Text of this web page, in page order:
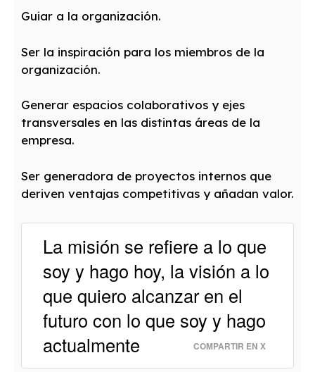
Guiar a la organización.
Ser la inspiración para los miembros de la
organización.
Generar espacios colaborativos y ejes
transversales en las distintas áreas de la
empresa.
Ser generadora de proyectos internos que
deriven ventajas competitivas y añadan valor.
La misión se refiere a lo que
soy y hago hoy, la visión a lo
que quiero alcanzar en el
futuro con lo que soy y hago
actualmente
COMPARTIR EN X